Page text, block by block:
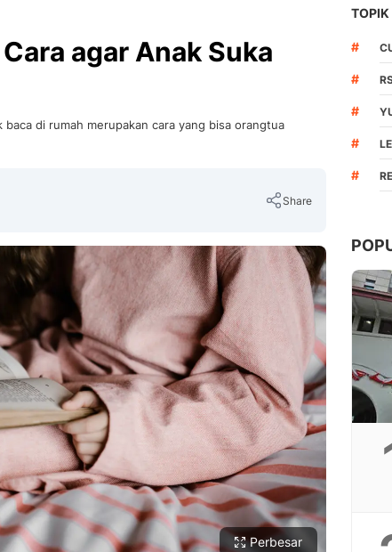
agar Anak Suka
di rumah merupakan cara yang bisa orangtua
Share
Copy Link
Perbesar
TOPIK
#
#
#
#
#